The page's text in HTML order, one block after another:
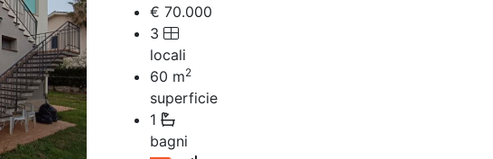
€ 70.000
3
locali
60 m2
superficie
1
bagni